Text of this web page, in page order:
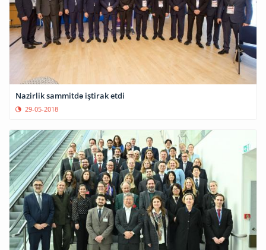
Nazirlik sammitdə iştirak etdi
29-05-2018